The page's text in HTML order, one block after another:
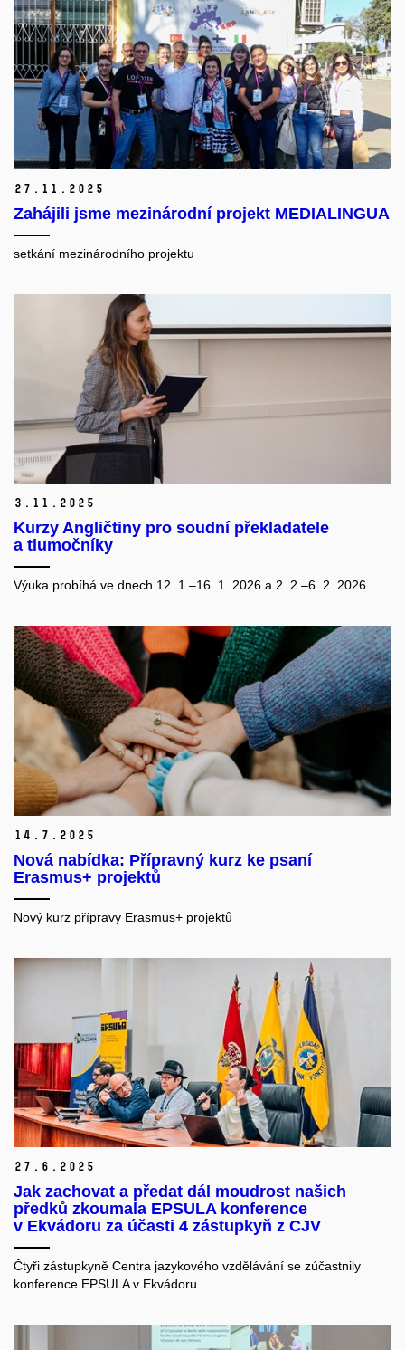
27. 11. 2025
Zahájili jsme mezinárodní projekt MEDIALINGUA
setkání mezinárodního projektu
3. 11. 2025
Kurzy Angličtiny pro soudní překladatele
a tlumočníky
Výuka probíhá ve dnech 12. 1.–16. 1. 2026 a 2. 2.–6. 2. 2026.
14. 7. 2025
Nová nabídka: Přípravný kurz ke psaní
Erasmus+ projektů
Nový kurz přípravy Erasmus+ projektů
27. 6. 2025
Jak zachovat a předat dál moudrost našich
předků zkoumala EPSULA konference
v Ekvádoru za účasti 4 zástupkyň z CJV
Čtyři zástupkyně Centra jazykového vzdělávání se zúčastnily
konference EPSULA v Ekvádoru.